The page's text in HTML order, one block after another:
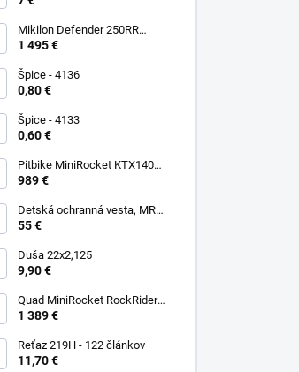
Mikilon Defender 250RR
Zelená
1 495 €
Špice - 4136
0,80 €
Špice - 4133
0,60 €
Pitbike MiniRocket KTX140
17/14"
989 €
Detská ochranná vesta, MRM
PROTECTIVE GEAR
55 €
Duša 22x2,125
9,90 €
Quad MiniRocket RockRider
1800W Deluxe Carbon
1 389 €
Reťaz 219H - 122 článkov
11,70 €